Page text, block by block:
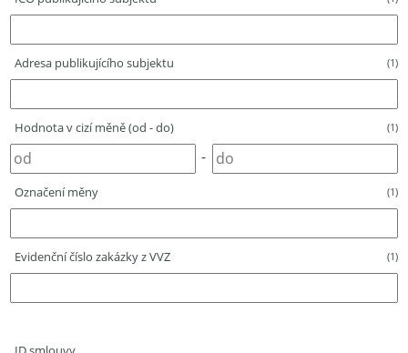
Adresa publikujícího subjektu (1)
Hodnota v cizí měně (od - do) (1)
-
Označení měny (1)
Evidenční číslo zakázky z VVZ (1)